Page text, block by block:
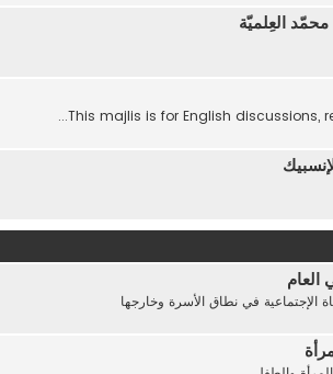
العِلميّة
This majlis is for English discussions,
العام
الإجتماعية في نطاق الأسرة وخارجها